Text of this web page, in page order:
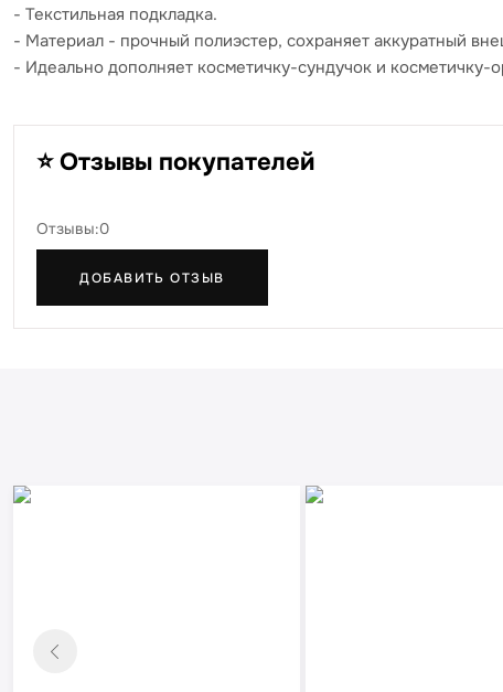
- Текстильная подкладка.
- Материал - прочный полиэстер, сохраняет аккуратный
- Идеально дополняет косметичку-сундучок и
⭐ Отзывы покупателей
Отзывы:0
ДОБАВИТЬ ОТЗЫВ